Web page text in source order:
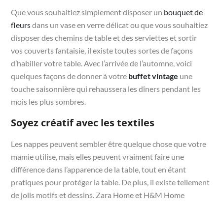
Que vous souhaitiez simplement disposer un bouquet de
fleursdans un vase en verre délicat ou que vous souhaitiez
disposer des chemins de table et des serviettes et sortir
vos couverts fantaisie, il existe toutes sortes de façons
d’habiller votre table. Avec l’arrivée de l’automne, voici
quelques façons de donner à votre buffet vintage une
touche saisonnière qui rehaussera les dîners pendant les
mois les plus sombres.
Soyez créatif avec les textiles
Les nappes peuvent sembler être quelque chose que votre
mamie utilise, mais elles peuvent vraiment faire une
différence dans l’apparence de la table, tout en étant
pratiques pour protéger la table. De plus, il existe tellement
de jolis motifs et dessins. Zara Home et H&M Home